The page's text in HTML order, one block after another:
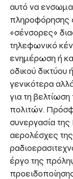
αυτό να
πληροφόρησης
«σένσορες»
τηλεφωνικό
ενημέρωση ή
οδικού
γενικότερα
για τη
πολιτών.
συνεργασία
αερολέσχες
έργο της